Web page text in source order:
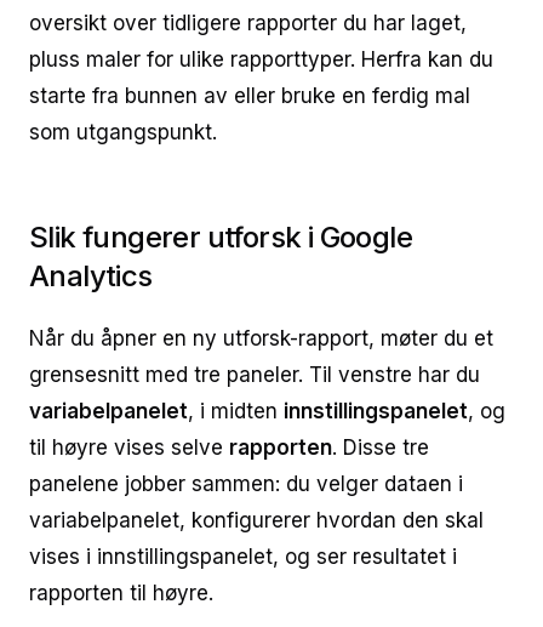
oversikt over tidligere rapporter du har laget,
pluss maler for ulike rapporttyper. Herfra kan du
starte fra bunnen av eller bruke en ferdig mal
som utgangspunkt.
Slik fungerer utforsk i Google
Analytics
Når du åpner en ny utforsk-rapport, møter du et
grensesnitt med tre paneler. Til venstre har du
variabelpanelet, i midten innstillingspanelet, og
til høyre vises selve rapporten. Disse tre
panelene jobber sammen: du velger dataen i
variabelpanelet, konfigurerer hvordan den skal
vises i innstillingspanelet, og ser resultatet i
rapporten til høyre.